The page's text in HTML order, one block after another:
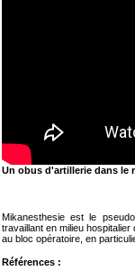
Un obus d'artillerie dans le
Mikanesthesie est le
travaillant en milieu
au bloc opératoire, en
Références :